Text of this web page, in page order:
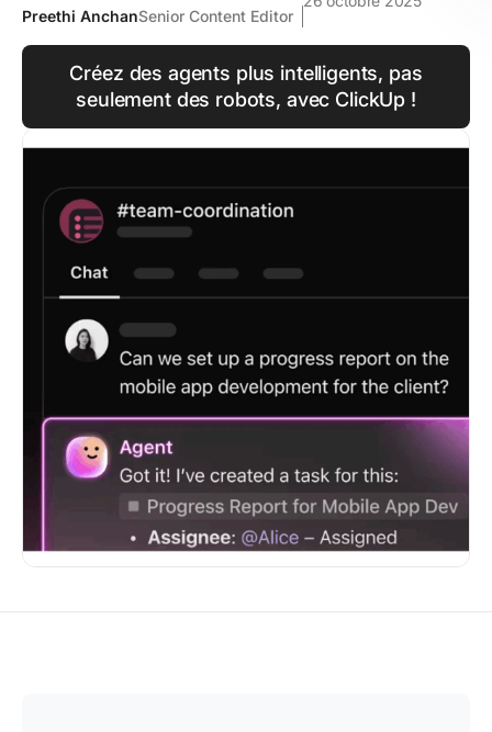
Preethi AnchanSenior Content Editor
Créez des agents plus intelligents, pas
seulement des robots, avec ClickUp !